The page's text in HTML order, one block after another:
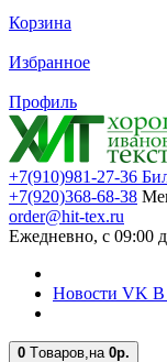
Корзина
Избранное
Профиль
+7(910)981-27-36
+7(920)368-68-38
order@hit-tex.ru
Ежедневно, с 09:00
Новости VK В
0 Tоваров, на 0р.